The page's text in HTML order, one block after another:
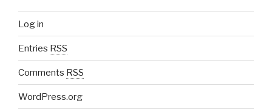
Log in
Entries RSS
Comments RSS
WordPress.org